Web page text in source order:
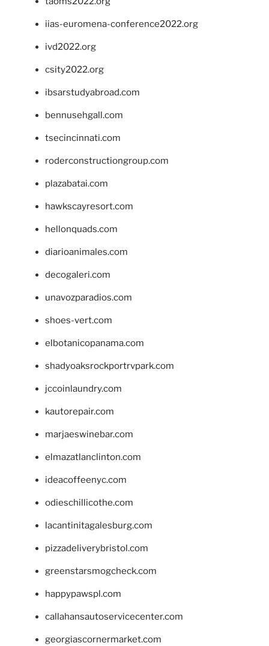
iias-euromena-conference2022.org
ivd2022.org
csity2022.org
ibsarstudyabroad.com
bennusehgall.com
tsecincinnati.com
roderconstructiongroup.com
plazabatai.com
hawkscayresort.com
hellonquads.com
diarioanimales.com
decogaleri.com
unavozparadios.com
shoes-vert.com
elbotanicopanama.com
shadyoaksrockportrvpark.com
jccoinlaundry.com
kautorepair.com
marjaeswinebar.com
elmazatlanclinton.com
ideacoffeenyc.com
odieschillicothe.com
lacantinitagalesburg.com
pizzadeliverybristol.com
greenstarsmogcheck.com
happypawspl.com
callahansautoservicecenter.com
georgiascornermarket.com